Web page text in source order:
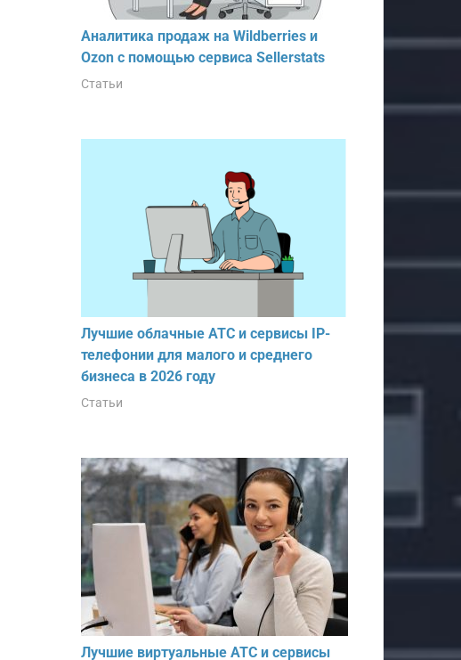
Аналитика продаж на Wildberries и
Ozon с помощью сервиса Sellerstats
Статьи
Лучшие облачные АТС и сервисы IP-
телефонии для малого и среднего
бизнеса в 2026 году
Статьи
Лучшие виртуальные АТС и сервисы